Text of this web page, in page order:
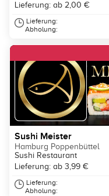
Lieferung: ab 2,00 €
Lieferung:
Abholung:
Sushi Meister
Hamburg Poppenbüttel
Sushi Restaurant
Lieferung: ab 3,99 €
Lieferung:
Abholung: